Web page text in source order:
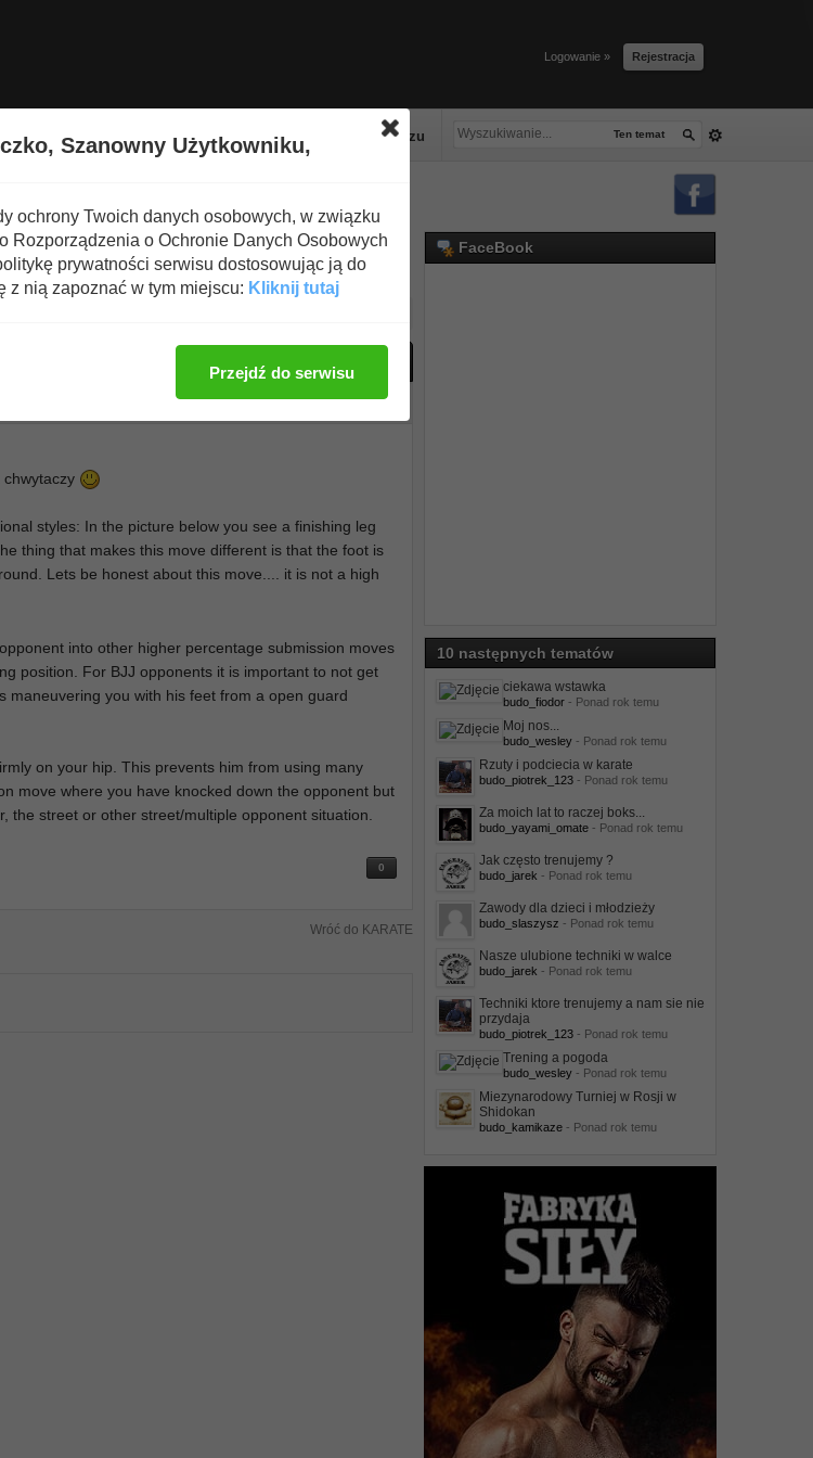
Logowanie » Rejestracja
Ten temat
Spalacze tłuszczu
Wyświetl nową zawartość
#1
styles: In the picture below you see a finishing leg
thing that makes this move different is that the foot is
Lets be honest about this move.... it is not a high
into other higher percentage submission moves
position. For BJJ opponents it is important to not get
maneuvering you with his feet from a open guard
on your hip. This prevents him from using many
move where you have knocked down the opponent but
street or other street/multiple opponent situation.
0
Wróć do KARATE
FaceBook
10 następnych tematów
ciekawa wstawka
budo_fiodor- Ponad rok temu
Moj nos...
budo_wesley- Ponad rok temu
Rzuty i podciecia w karate
budo_piotrek_123- Ponad rok temu
Za moich lat to raczej boks...
budo_yayami_omate- Ponad rok temu
Jak często trenujemy ?
budo_jarek - Ponad rok temu
Zawody dla dzieci i młodzieży
budo_slaszysz - Ponad rok temu
Nasze ulubione techniki w walce
budo_jarek - Ponad rok temu
Techniki ktore trenujemy a nam sie nie
przydaja
budo_piotrek_123- Ponad rok temu
Trening a pogoda
budo_wesley- Ponad rok temu
Miezynarodowy Turniej w Rosji w
Shidokan
budo_kamikaze- Ponad rok temu
Szanowny Użytkowniku,
ochrony Twoich danych osobowych, w związku
Rozporządzenia o Ochronie Danych Osobowych
prywatności serwisu dostosowując ją do
z nią zapoznać w tym miejscu: Kliknij tutaj
Przejdź do serwisu